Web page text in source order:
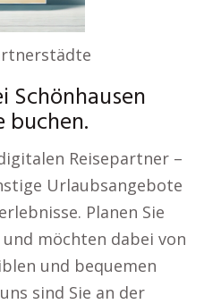
Schönhausen
buchen.
Reisepartner –
Urlaubsangebote
Planen Sie
möchten dabei von
und bequemen
sind Sie an der